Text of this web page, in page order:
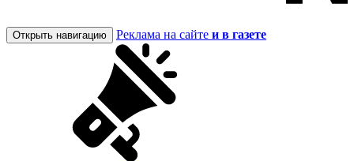
Открыть навигацию Реклама на сайте и в газете